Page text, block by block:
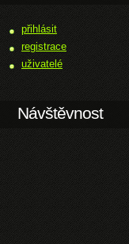
přihlásit
registrace
uživatelé
Návštěvnost